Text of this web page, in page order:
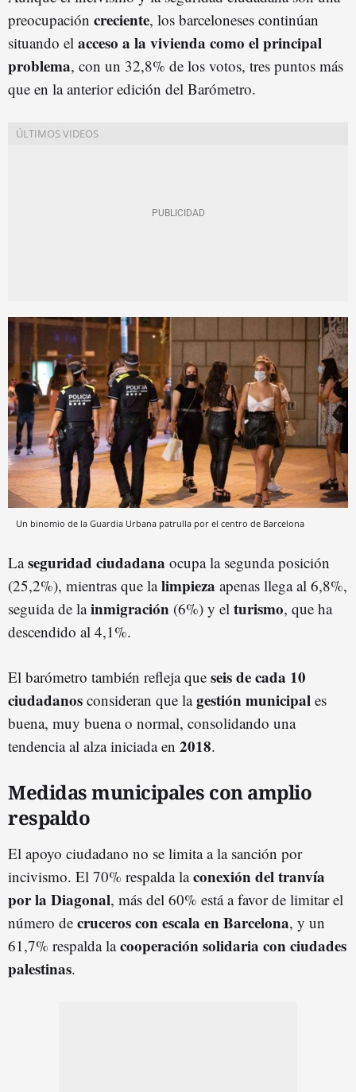
preocupación creciente, los barceloneses continúan
situando el acceso a la vivienda como el principal
problema, con un 32,8% de los votos, tres puntos más
que en la anterior edición del Barómetro.
Un binomio de la Guardia Urbana patrulla por el centro de Barcelona
Laseguridad ciudadana ocupa la segunda posición
(25,2%), mientras que lalimpieza apenas llega al 6,8%,
seguida de lainmigración (6%) y el turismo, que ha
descendido al 4,1%.
El barómetro también refleja que seis de cada 10
ciudadanos consideran que lagestión municipal es
buena, muy buena o normal, consolidando una
tendencia al alza iniciada en 2018.
Medidas municipales con amplio
respaldo
El apoyo ciudadano no se limita a la sanción por
incivismo. El 70% respalda laconexión del tranvía
por la Diagonal, más del 60% está a favor de limitar el
número de cruceros con escala en Barcelona, y un
61,7% respalda lacooperación solidaria con ciudades
palestinas.